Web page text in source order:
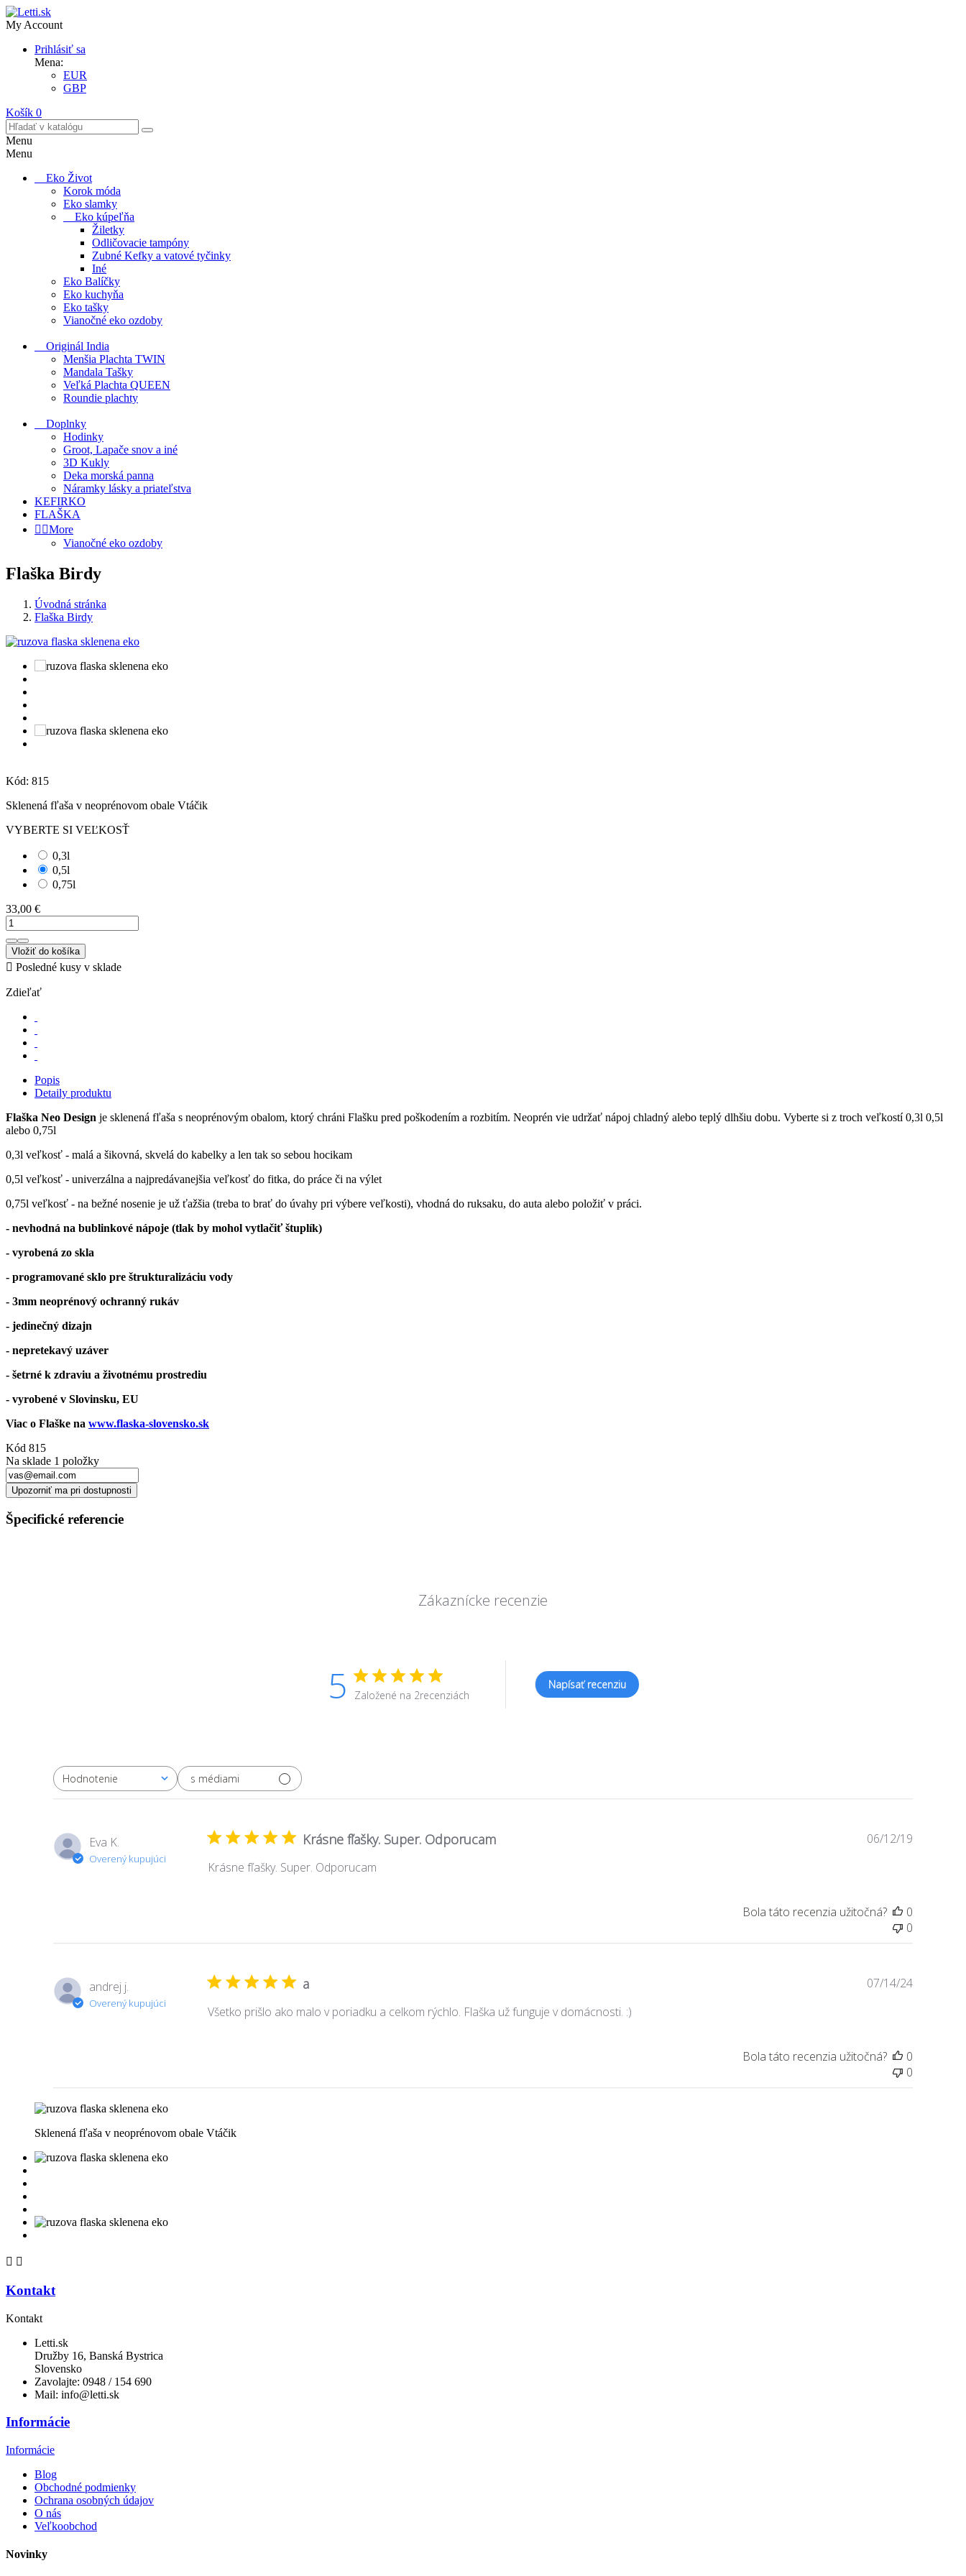
My Account
Prihlásiť sa
Mena:
EUR
GBP
Košík 0
Menu
Menu
Eko Život
Korok móda
Eko slamky
Eko kúpeľňa
Žiletky
Odličovacie tampóny
Zubné Kefky a vatové tyčinky
Iné
Eko Balíčky
Eko kuchyňa
Eko tašky
Vianočné eko ozdoby
Originál India
Menšia Plachta TWIN
Mandala Tašky
Veľká Plachta QUEEN
Roundie plachty
Doplnky
Hodinky
Groot, Lapače snov a iné
3D Kukly
Deka morská panna
Náramky lásky a priateľstva
KEFIRKO
FLAŠKA
 More
Vianočné eko ozdoby
Flaška Birdy
Úvodná stránka
Flaška Birdy
Kód: 815
Sklenená fľaša v neoprénovom obale Vtáčik
VYBERTE SI VEĽKOSŤ
0,3l
0,5l
0,75l
33,00 €
Vložiť do košíka
 Posledné kusy v sklade
Zdieľať
Popis
Detaily produktu
Flaška Neo Design je sklenená fľaša s neoprénovým obalom, ktorý chráni Flašku pred poškodením a rozbitím. Neoprén vie udržať nápoj chladný alebo teplý dlhšiu dobu. Vyberte si z troch veľkostí 0,3l 0,5l
alebo 0,75l
0,3l veľkosť - malá a šikovná, skvelá do kabelky a len tak so sebou hocikam
0,5l veľkosť - univerzálna a najpredávanejšia veľkosť do fitka, do práce či na výlet
0,75l veľkosť - na bežné nosenie je už ťažšia (treba to brať do úvahy pri výbere veľkosti), vhodná do ruksaku, do auta alebo položiť v práci.
- nevhodná na bublinkové nápoje (tlak by mohol vytlačiť štuplík)
- vyrobená zo skla
- programované sklo pre štrukturalizáciu vody
- 3mm neoprénový ochranný rukáv
- jedinečný dizajn
- nepretekavý uzáver
- šetrné k zdraviu a životnému prostrediu
- vyrobené v Slovinsku, EU
Viac o Flaške na www.flaska-slovensko.sk
Kód 815
Na sklade 1 položky
Upozorniť ma pri dostupnosti
Špecifické referencie
Zákaznícke recenzie
5 Založené na 2recenziách
Napísať recenziu
Hodnotenie
Všetky hodnotenia s médiami
Eva K.
Overený kupujúci
Krásne fľašky. Super. Odporucam
Krásne fľašky. Super. Odporucam
Dátum
06/12/19
Bola táto recenzia užitočná?
0
0
andrej j.
Overený kupujúci
a
Všetko prišlo ako malo v poriadku a celkom rýchlo. Flaška už funguje v domácnosti. :)
Dátum
07/14/24
Bola táto recenzia užitočná?
0
0
Sklenená fľaša v neoprénovom obale Vtáčik
 
Kontakt
Kontakt
Letti.sk
Družby 16, Banská Bystrica
Slovensko
Zavolajte: 0948 / 154 690
Mail: info@letti.sk
Informácie
Informácie
Blog
Obchodné podmienky
Ochrana osobných údajov
O nás
Veľkoobchod
Novinky